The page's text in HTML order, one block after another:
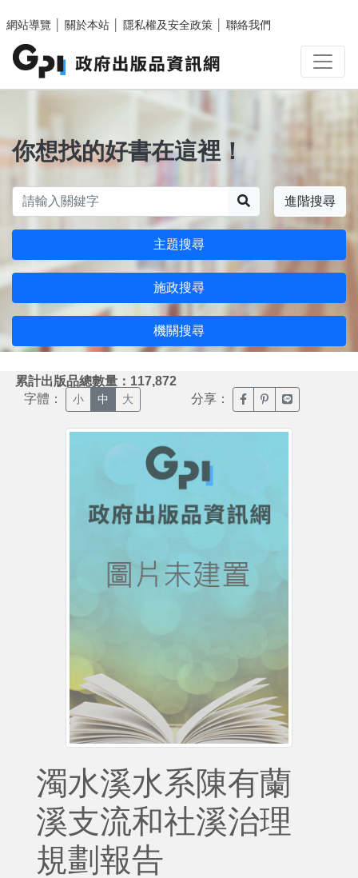
網站導覽
關於本站 隱私權及安全政策 聯絡我們
你想找的好書在這裡！
進階搜尋
主題搜尋
施政搜尋
機關搜尋
累計出版品總數量：117,872
字體： 小 中 大 分享： 臉書分享(另開新視窗)
噗浪分享(另開新
Line分享(另
濁水溪水系陳有蘭
溪支流和社溪治理
規劃報告